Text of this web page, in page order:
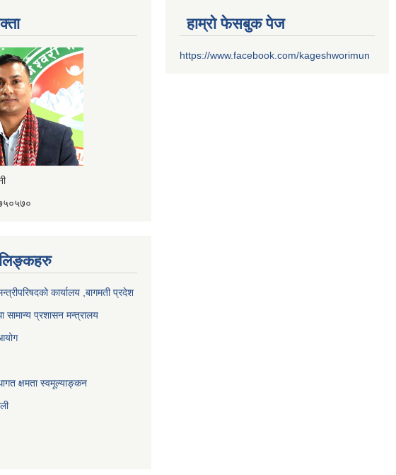
लिङ्कहरु
कार्यालय ,बागमती प्रदेश
सामान्य प्रशासन मन्त्रालय
क्षमता स्वमूल्याङ्कन
हाम्रो फेसबुक पेज
https://www.facebook.com/kageshworimun